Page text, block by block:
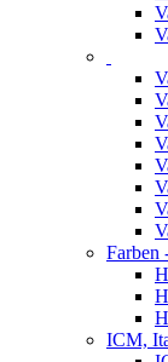
Farben
ICM,